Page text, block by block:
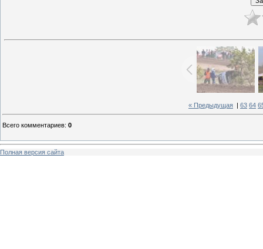
« Предыдущая 63 64
Всего комментариев: 0
Полная версия сайта